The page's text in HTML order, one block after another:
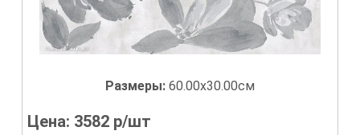
Размеры: 60.00x30.00см
Цена: 3582 р/шт